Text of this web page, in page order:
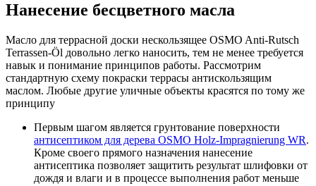
Нанесение бесцветного масла
Масло для террасной доски нескользящее OSMO Anti-Rutsch
Terrassen-Öl довольно легко наносить, тем не менее требуется
навык и понимание принципов работы. Рассмотрим
стандартную схему покраски террасы антискользящим
маслом. Любые другие уличные объекты красятся по тому же
принципу
Первым шагом является грунтование поверхности
антисептиком для дерева OSMO Holz-Impragnierung WR.
Кроме своего прямого назначения нанесение
антисептика позволяет защитить результат шлифовки от
дождя и влаги и в процессе выполнения работ меньше